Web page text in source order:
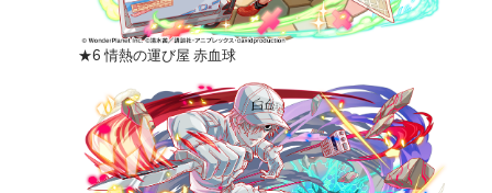
★6 情熱の運び屋 赤血球